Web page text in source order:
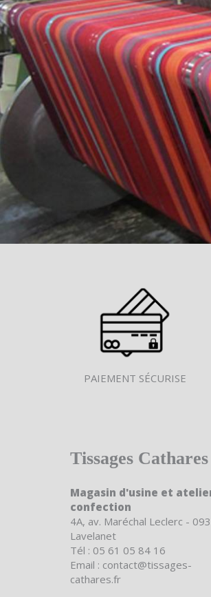
PAIEMENT SÉCURISE
Tissages Cathares
Magasin d'usine et
confection
4A, av. Maréchal Leclerc -
Lavelanet
Tél : 05 61 05 84 16
Email : contact@tissages-
cathares.fr